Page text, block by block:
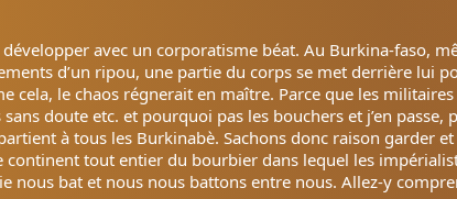
avec un corporatisme béat. Au Burkina-faso,
d’un ripou, une partie du corps se met derrière lui
cela, le chaos régnerait en maître. Parce que les
doute etc. et pourquoi pas les bouchers et j’en passe,
à tous les Burkinabè. Sachons donc raison garder
tout entier du bourbier dans lequel les
nous bat et nous nous battons entre nous. Allez-y